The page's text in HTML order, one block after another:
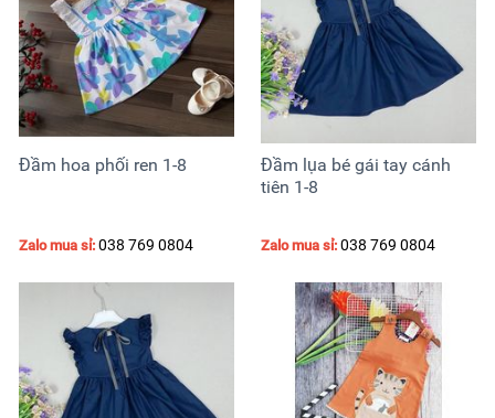
Đầm hoa phối ren 1-8
Zalo mua sỉ: 038 769 0804
Đầm lụa bé gái tay cánh
tiên 1-8
Zalo mua sỉ: 038 769 0804